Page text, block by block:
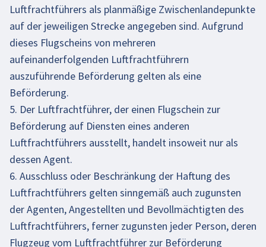
Luftfrachtführers als planmäßige Zwischenlandepunkte
auf der jeweiligen Strecke angegeben sind. Aufgrund
dieses Flugscheins von mehreren
aufeinanderfolgenden Luftfrachtführern
auszuführende Beförderung gelten als eine
Beförderung.
5. Der Luftfrachtführer, der einen Flugschein zur
Beförderung auf Diensten eines anderen
Luftfrachtführers ausstellt, handelt insoweit nur als
dessen Agent.
6. Ausschluss oder Beschränkung der Haftung des
Luftfrachtführers gelten sinngemäß auch zugunsten
der Agenten, Angestellten und Bevollmächtigten des
Luftfrachtführers, ferner zugunsten jeder Person, deren
Flugzeug vom Luftfrachtführer zur Beförderung